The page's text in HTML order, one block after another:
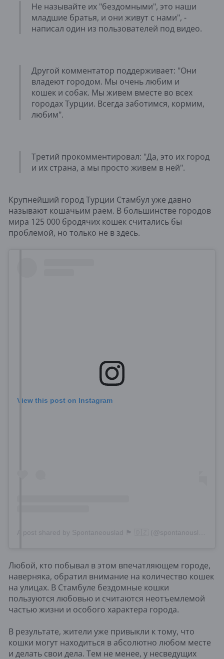
Не называйте их "бездомными", это наши
младшие братья, и они живут с нами", -
написал один из пользователей под видео.
Другой комментатор поддерживает: "Они
владеют городом. Мы очень любим и
кошек и собак. Мы живем вместе во всех
городах Турции. Всегда заботимся, кормим,
любим".
Третий прокомментировал: "Да, это их город
и их страна, а мы просто живем в ней".
Крупнейший город Турции Стамбул уже давно
называют кошачьим раем. В большинстве городов
мира 125 000 бродячих кошек считались бы
проблемой, но только не в здесь.
View this post on Instagram
A post shared by Spontaneouslad 🏴󠁧󠁢󠁳󠁣󠁴󠁿 🇩🇿 (@spontanouslad)
Любой, кто побывал в этом впечатляющем городе,
наверняка, обратил внимание на количество кошек
на улицах. В Стамбуле бездомные кошки
пользуются любовью и считаются неотъемлемой
частью жизни и особого характера города.
В результате, жители уже привыкли к тому, что
кошки могут находиться в абсолютно любом месте
и делать свои дела. Тем не менее, у несведущих